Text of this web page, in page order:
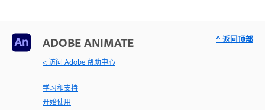
ADOBE ANIMATE
< 访问 Adobe 帮助中心
学习和支持
开始使用
^ 返回顶部